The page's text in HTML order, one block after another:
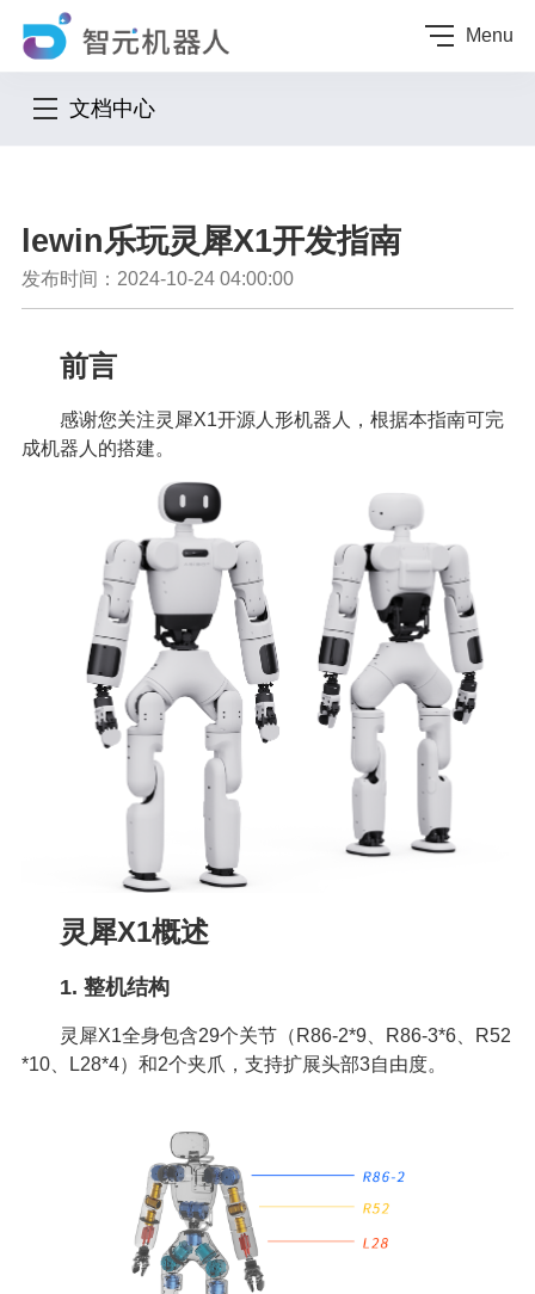
Menu
文档中心
lewin乐玩灵犀X1开发指南
发布时间：2024-10-24 04:00:00
前言
感谢您关注灵犀X1开源人形机器人，根据本指南可完
成机器人的搭建。
灵犀X1概述
1. 整机结构
灵犀X1全身包含29个关节（R86-2*9、R86-3*6、R52
*10、L28*4）和2个夹爪，支持扩展头部3自由度。